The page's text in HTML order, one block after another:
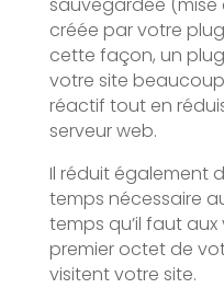
créée par votre
cette façon, un
votre site
réactif tout en
serveur web.
Il réduit également
temps nécessaire
temps qu’il faut
premier octet de
visitent votre site.